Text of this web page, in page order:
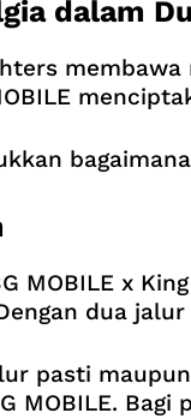
dalam
MOBILE x
dua
pasti
MOBILE.